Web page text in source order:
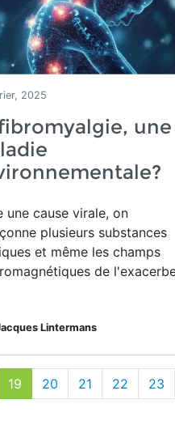
2025
une
une cause virale, on
plusieurs substances
et même les champs
de
Lintermans
19 20 21 22 23